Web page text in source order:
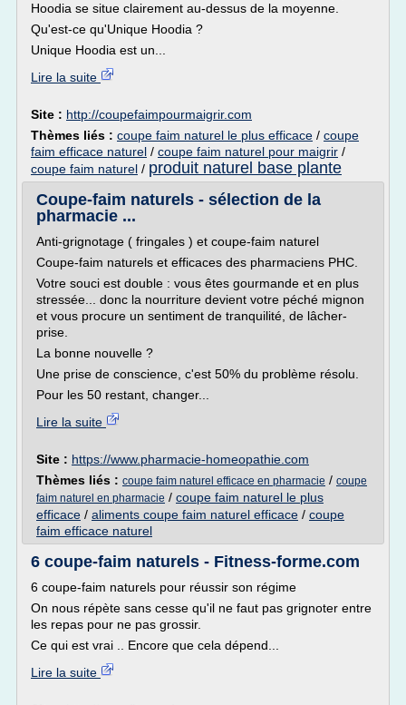
Hoodia se situe clairement au-dessus de la moyenne.
Qu'est-ce qu'Unique Hoodia ?
Unique Hoodia est un...
Lire la suite
Site : http://coupefaimpourmaigrir.com
Thèmes liés : coupe faim naturel le plus efficace / coupe
faim efficace naturel / coupe faim naturel pour maigrir /
coupe faim naturel / produit naturel base plante
Coupe-faim naturels - sélection de la
pharmacie ...
Anti-grignotage ( fringales ) et coupe-faim naturel
Coupe-faim naturels et efficaces des pharmaciens PHC.
Votre souci est double : vous êtes gourmande et en plus
stressée... donc la nourriture devient votre péché mignon
et vous procure un sentiment de tranquilité, de lâcher-
prise.
La bonne nouvelle ?
Une prise de conscience, c'est 50% du problème résolu.
Pour les 50 restant, changer...
Lire la suite
Site : https://www.pharmacie-homeopathie.com
Thèmes liés : coupe faim naturel efficace en pharmacie / coupe
faim naturel en pharmacie / coupe faim naturel le plus
efficace / aliments coupe faim naturel efficace / coupe
faim efficace naturel
6 coupe-faim naturels - Fitness-forme.com
6 coupe-faim naturels pour réussir son régime
On nous répète sans cesse qu'il ne faut pas grignoter entre
les repas pour ne pas grossir.
Ce qui est vrai .. Encore que cela dépend...
Lire la suite